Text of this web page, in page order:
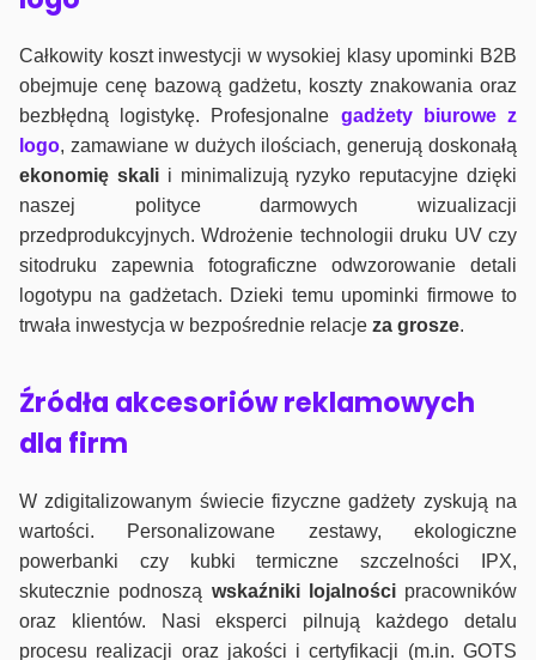
Całkowity koszt inwestycji w wysokiej klasy upominki B2B
obejmuje cenę bazową gadżetu, koszty znakowania oraz
bezbłędną logistykę. Profesjonalne gadżety biurowe z
logo, zamawiane w dużych ilościach, generują doskonałą
ekonomię skalii minimalizują ryzyko reputacyjne dzięki
naszej polityce darmowych wizualizacji
przedprodukcyjnych. Wdrożenie technologii druku UV czy
sitodruku zapewnia fotograficzne odwzorowanie detali
logotypu na gadżetach. Dzieki temu upominki firmowe to
trwała inwestycja w bezpośrednie relacje za grosze.
Źródła akcesoriów reklamowych
dla firm
W zdigitalizowanym świecie fizyczne gadżety zyskują na
wartości. Personalizowane zestawy, ekologiczne
powerbanki czy kubki termiczne szczelności IPX,
skutecznie podnoszą wskaźniki lojalnościpracowników
oraz klientów. Nasi eksperci pilnują każdego detalu
procesu realizacji oraz jakości i certyfikacji (m.in. GOTS